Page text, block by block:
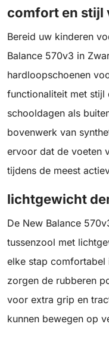
comfort en stijl
Bereid uw kinderen
Balance 570v3 in
hardloopschoenen
functionaliteit met
schooldagen als
bovenwerk van
ervoor dat de voeten
tijdens de meest
lichtgewicht
De New Balance
tussenzool met
elke stap comfortabel
zorgen de rubberen
voor extra grip en
kunnen bewegen op